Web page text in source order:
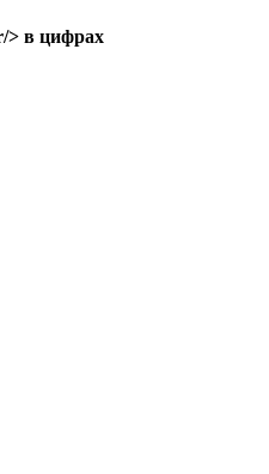
> в цифрах